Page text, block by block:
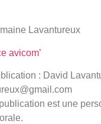
Lavantureux
avicom’
: David
est une